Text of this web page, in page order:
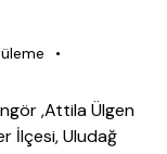
,Attila Ülgen
İlçesi, Uludağ